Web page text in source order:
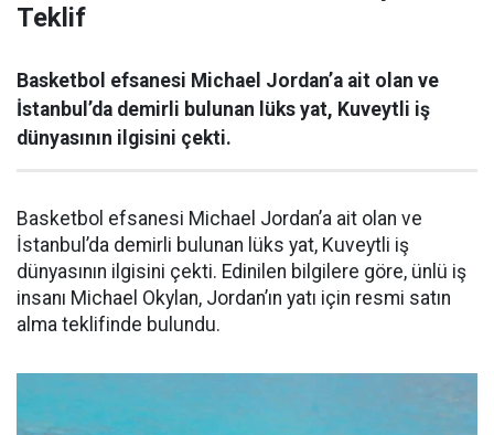
Teklif
Basketbol efsanesi Michael Jordan’a ait olan ve
İstanbul’da demirli bulunan lüks yat, Kuveytli iş
dünyasının ilgisini çekti.
Basketbol efsanesi Michael Jordan’a ait olan ve
İstanbul’da demirli bulunan lüks yat, Kuveytli iş
dünyasının ilgisini çekti. Edinilen bilgilere göre, ünlü iş
insanı Michael Okylan, Jordan’ın yatı için resmi satın
alma teklifinde bulundu.